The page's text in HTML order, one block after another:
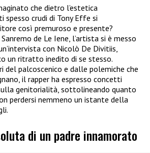
che dietro l’estetica
crudi di Tony Effe si
così premuroso e presente?
de Le Iene, l’artista si è messo
con Nicolò De Divitiis,
un ritratto inedito di se stesso.
palcoscenico e dalle polemiche che
il rapper ha espresso concetti
genitorialità, sottolineando quanto
perdersi nemmeno un istante della
di un padre innamorato